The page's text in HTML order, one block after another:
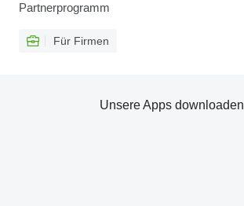
Partnerprogramm
Für Firmen
Unsere Apps downloaden